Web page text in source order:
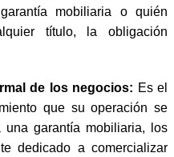
mobiliaria o quién
título, la obligación
de los negocios: Es el
que su operación se
garantía mobiliaria, los
dedicado a comercializar